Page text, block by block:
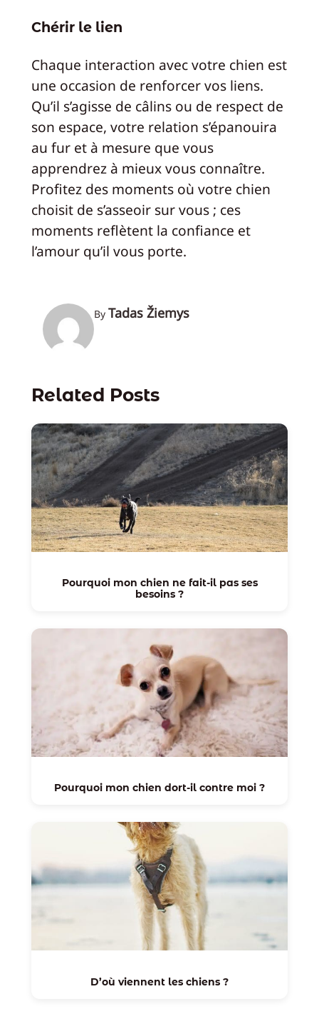
Chérir le lien
Chaque interaction avec votre chien est
une occasion de renforcer vos liens.
Qu’il s’agisse de câlins ou de respect de
son espace, votre relation s’épanouira
au fur et à mesure que vous
apprendrez à mieux vous connaître.
Profitez des moments où votre chien
choisit de s’asseoir sur vous ; ces
moments reflètent la confiance et
l’amour qu’il vous porte.
By Tadas Žiemys
Related Posts
Pourquoi mon chien ne fait-il pas ses
besoins ?
Pourquoi mon chien dort-il contre moi ?
D’où viennent les chiens ?